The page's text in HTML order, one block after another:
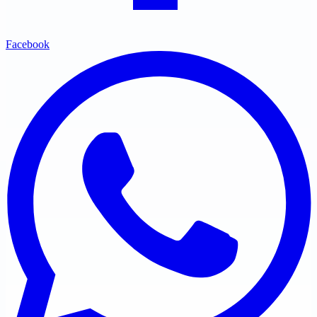
Facebook